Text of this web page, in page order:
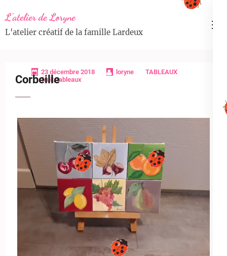
au
contenu
L'atelier de Loryne
L'atelier créatif de la famille Lardeux
23 décembre 2018 loryne
TABLEAUX
fruit,tableaux
Corbeille